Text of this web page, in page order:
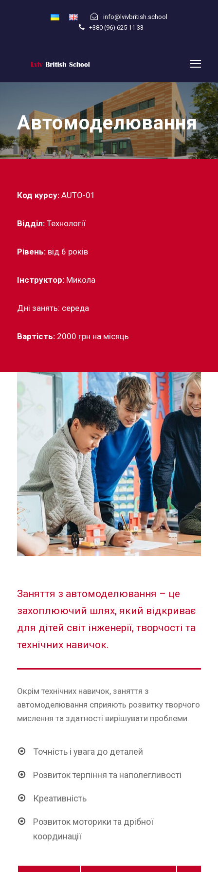
info@lvivbritish.school
+380 (96) 625 11 33
Автомоделювання
Код курсу: AUTO-01
Відділ: Технології
Рівень: від 6 років
Інструктор: Микола
Дні занять: середа
Вартість: 2000 грн на місяць
Заняття з автомоделювання – це
захоплюючий шлях, який відкриває
для дітей світ інженерії, творчості та
технічних навичок.
Окрім технічних навичок, заняття з
автомоделювання сприяють розвитку творчого
мислення та здатності вирішувати проблеми.
Точність і увага до деталей
Розвиток терпіння та наполегливості
Креативність
Розвиток моторики та дрібної
координації